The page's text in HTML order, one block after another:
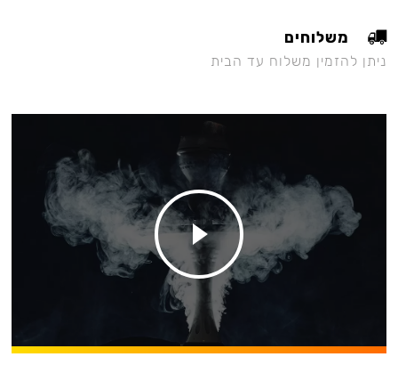
משלוחים
ניתן להזמין משלוח עד הבית